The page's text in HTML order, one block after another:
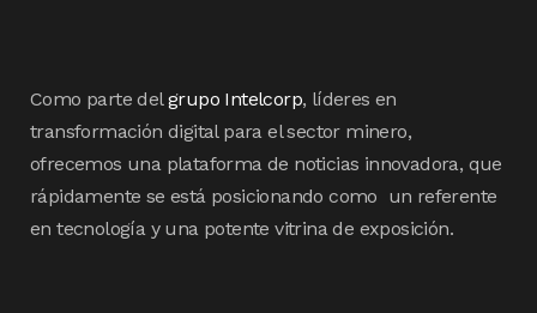
Como parte delgrupo Intelcorp, líderes en
transformación digital para el sector minero,
ofrecemos una plataforma de noticias innovadora, que
rápidamente se está posicionando como un referente
en tecnología y una potente vitrina de exposición.